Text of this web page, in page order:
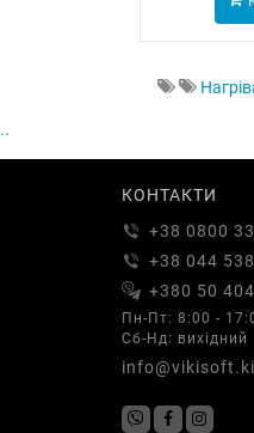
..
КОНТАКТИ
+38 0800
+38 044
+380 50
Пн-Пт: 8:00 -
Сб-Нд: вихідний